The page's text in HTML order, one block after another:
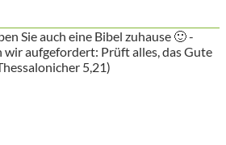
Sie auch eine Bibel zuhause 🙂 -
wir aufgefordert: Prüft alles, das Gute
5,21)